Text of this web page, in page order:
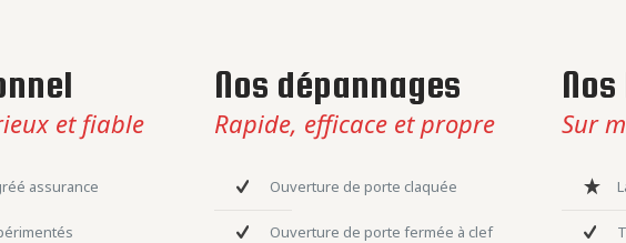
et fiable
assurance
Nos dépannages
Rapide, efficace et propre
Ouverture de porte claquée
Ouverture de porte fermée à clef
Sur